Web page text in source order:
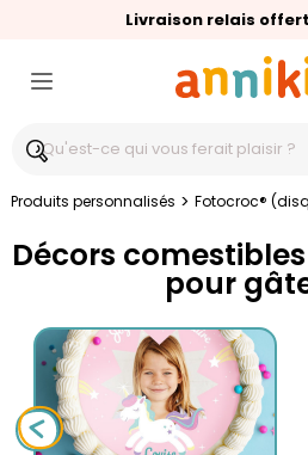
Livraison relais
🥇Palmarès Capital
⭐⭐⭐⭐⭐4,6/5(24 000
Produits personnalisés > Fotocroc®
Décors
pour